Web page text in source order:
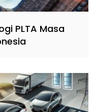
PLTA Masa